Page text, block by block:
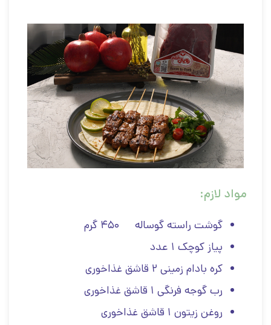
مواد لازم:
گوشت راسته گوساله ۴۵۰ گرم
پیاز کوچک ۱ عدد
کره بادام زمینی ۲ قاشق غذاخوری
رب گوجه فرنگی ۱ قاشق غذاخوری
روغن زیتون ۱ قاشق غذاخوری